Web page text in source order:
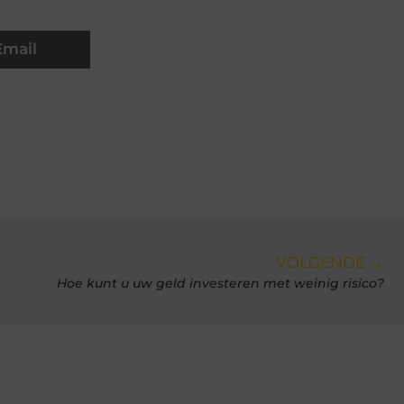
VOLGENDE →
Hoe kunt u uw geld investeren met weinig risico?